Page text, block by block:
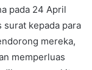
pada 24 April
surat kepada para
mereka,
memperluas